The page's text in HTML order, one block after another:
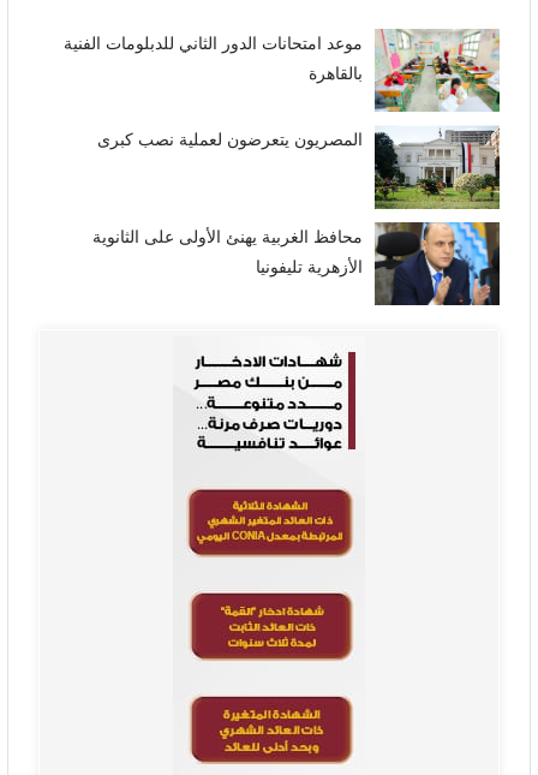
موعد امتحانات الدور الثاني للدبلومات الفنية
بالقاهرة
المصريون يتعرضون لعملية نصب كبرى
محافظ الغربية يهنئ الأولى على الثانوية
الأزهرية تليفونيا